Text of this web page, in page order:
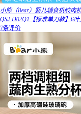
小熊（Bear）婴儿辅食机绞肉
QSJ-D02Q1【标准单刀款】6叶
7条评价